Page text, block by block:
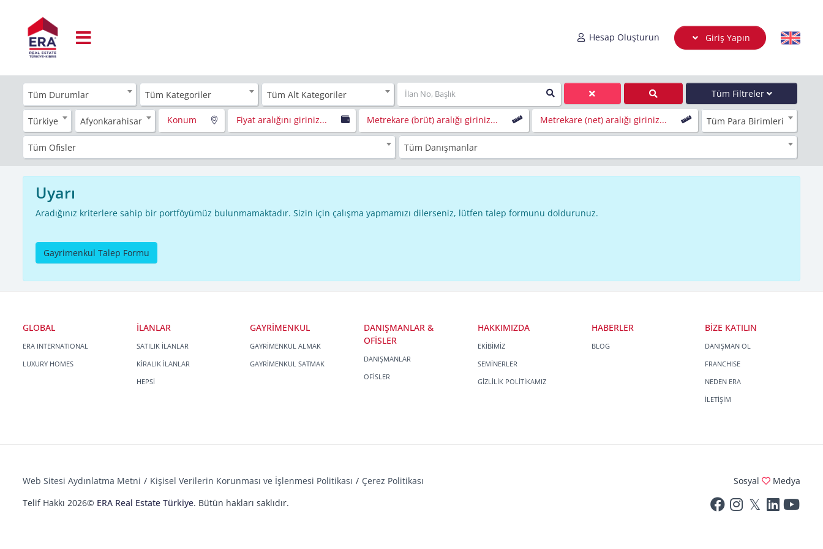
Hesap Oluşturun Giriş Yapın
Tüm Durumlar Tüm Kategoriler Tüm Alt Kategoriler Tüm Filtreler
Türkiye Afyonkarahisar Konum Fiyat aralığını giriniz... Metrekare (brüt) aralığı giriniz... Metrekare (net) aralığı giriniz... Tüm Para Birimleri
Tüm Ofisler Tüm Danışmanlar
Uyarı
Aradığınız kriterlere sahip bir portföyümüz bulunmamaktadır. Sizin için çalışma yapmamızı dilerseniz, lütfen talep formunu doldurunuz.
Gayrimenkul Talep Formu
GLOBAL
ERA INTERNATIONAL
LUXURY HOMES
İLANLAR
SATILIK İLANLAR
KİRALIK İLANLAR
HEPSİ
GAYRİMENKUL
GAYRİMENKUL ALMAK
GAYRİMENKUL SATMAK
DANIŞMANLAR &
OFİSLER
DANIŞMANLAR
OFİSLER
HAKKIMIZDA
EKİBİMİZ
SEMİNERLER
GİZLİLİK POLİTİKAMIZ
HABERLER
BLOG
BİZE KATILIN
DANIŞMAN OL
FRANCHISE
NEDEN ERA
İLETİŞİM
Web Sitesi Aydınlatma Metni Kişisel Verilerin Korunması ve İşlenmesi Politikası
Çerez Politikası
Telif Hakkı 2026© ERA Real Estate Türkiye. Bütün hakları saklıdır.
Sosyal Medya